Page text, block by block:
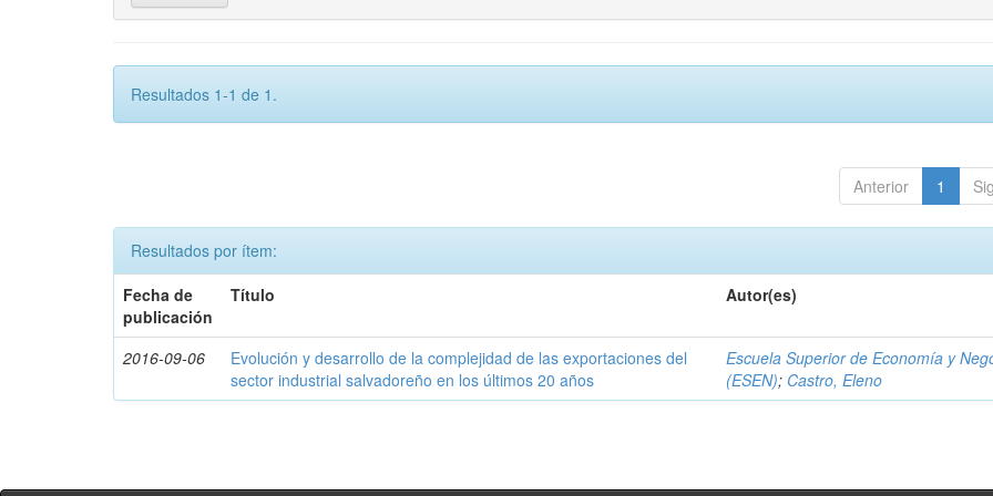
Resultados 1-1 de 1.
Anterior 1
Resultados por ítem:
Fecha de
publicación
Título Autor(es)
2016-09-06
Evolución y desarrollo de la complejidad de las exportaciones del
sector industrial salvadoreño en los últimos 20 años
Escuela Superior de Economía y
(ESEN); Castro, Eleno